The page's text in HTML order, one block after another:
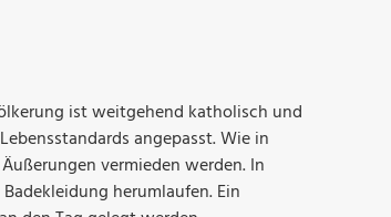
ist weitgehend katholisch und
angepasst. Wie in
vermieden werden. In
herumlaufen. Ein